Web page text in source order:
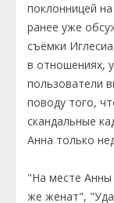
поклонницей
ранее уже
съёмки
в отношениях,
пользователи
поводу того,
скандальные
Анна только
"На месте
же женат",